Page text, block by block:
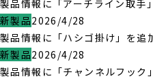
製品情報に「アーチライン取手
新製品2026/4/28
製品情報に「ハシゴ掛け」を追
新製品2026/4/28
製品情報に「チャンネルフック